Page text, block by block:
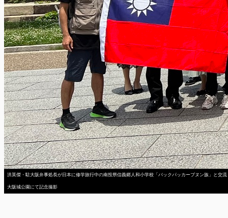
洪英傑・駐大阪弁事処長が日本に修学旅行中の南投県信義郷人和小学校「バックパッカーブヌン族」と交流
大阪城公園にて記念撮影